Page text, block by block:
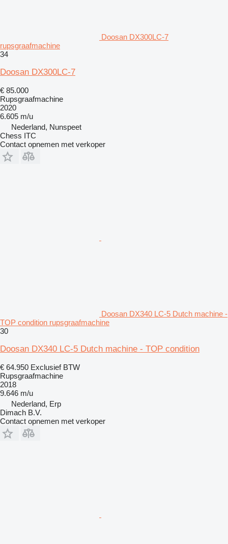
Doosan DX300LC-7
rupsgraafmachine
34
Doosan DX300LC-7
€ 85.000
Rupsgraafmachine
2020
6.605 m/u
Nederland, Nunspeet
Chess ITC
Contact opnemen met verkoper
Doosan DX340 LC-5 Dutch machine -
TOP condition rupsgraafmachine
30
Doosan DX340 LC-5 Dutch machine - TOP condition
€ 64.950 Exclusief BTW
Rupsgraafmachine
2018
9.646 m/u
Nederland, Erp
Dimach B.V.
Contact opnemen met verkoper